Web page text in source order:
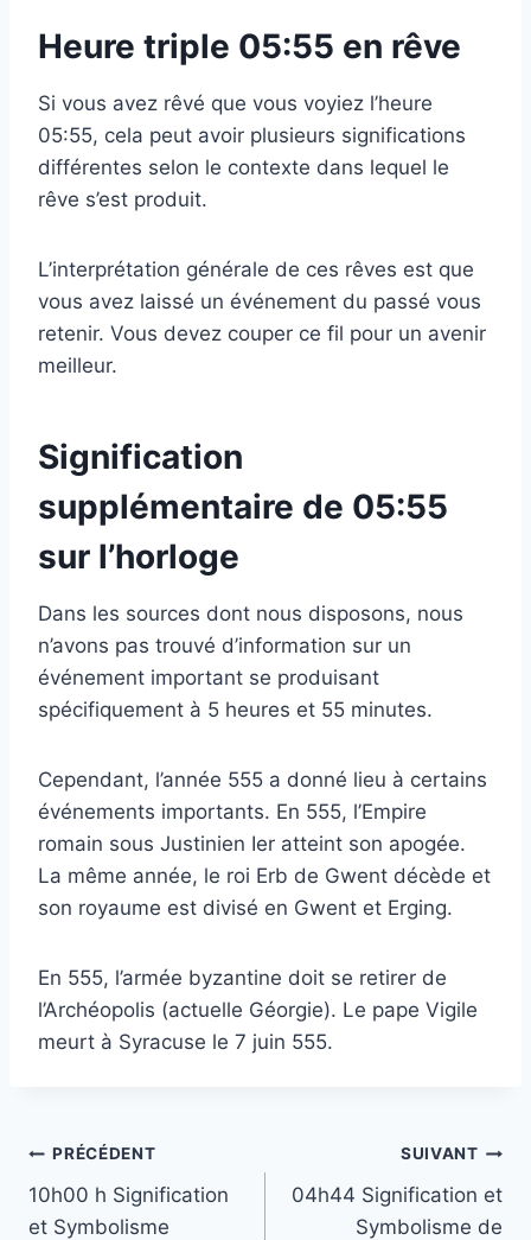
Heure triple 05:55 en rêve
Si vous avez rêvé que vous voyiez l’heure
05:55, cela peut avoir plusieurs significations
différentes selon le contexte dans lequel le
rêve s’est produit.
L’interprétation générale de ces rêves est que
vous avez laissé un événement du passé vous
retenir. Vous devez couper ce fil pour un avenir
meilleur.
Signification
supplémentaire de 05:55
sur l’horloge
Dans les sources dont nous disposons, nous
n’avons pas trouvé d’information sur un
événement important se produisant
spécifiquement à 5 heures et 55 minutes.
Cependant, l’année 555 a donné lieu à certains
événements importants. En 555, l’Empire
romain sous Justinien Ier atteint son apogée.
La même année, le roi Erb de Gwent décède et
son royaume est divisé en Gwent et Erging.
En 555, l’armée byzantine doit se retirer de
l’Archéopolis (actuelle Géorgie). Le pape Vigile
meurt à Syracuse le 7 juin 555.
Navigation
de
PRÉCÉDENT
10h00 h Signification
et Symbolisme
SUIVANT
04h44 Signification et
Symbolisme de